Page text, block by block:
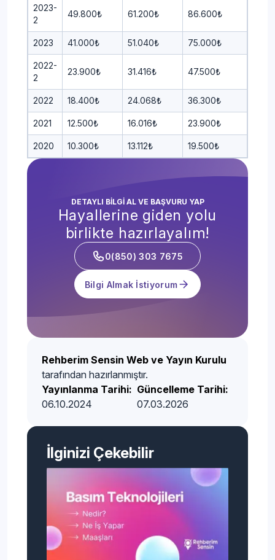
2023-
2
49.800₺ 61.200₺ 86.600₺
2023 41.000₺ 51.040₺ 75.000₺
2022-
2
23.900₺ 31.416₺ 47.500₺
2022 18.400₺ 24.068₺ 36.300₺
2021 12.500₺ 16.016₺ 23.900₺
2020 10.300₺ 13.112₺ 19.500₺
DETAYLI BİLGİ AL VE BAŞVURU YAP
Hayallerine giden yolu
birlikte hazırlayalım!
0(850) 303 7675
Bilgi Almak İstiyorum
Rehberim Sensin Web ve Yayın Kurulu
tarafından hazırlanmıştır.
Yayınlanma Tarihi:
06.10.2024
Güncelleme Tarihi:
07.03.2026
İlginizi Çekebilir